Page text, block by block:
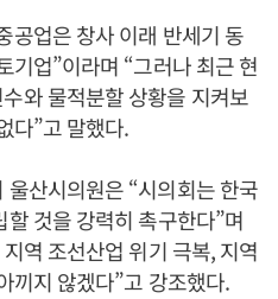
공업은 창사 이래 반세기 동
기업”이라며 “그러나 최근 현
와 물적분할 상황을 지켜보
다”고 말했다.
산시의원은 “시의회는 한국
것을 강력히 촉구한다”며
역 조선산업 위기 극복, 지역
끼지 않겠다”고 강조했다.